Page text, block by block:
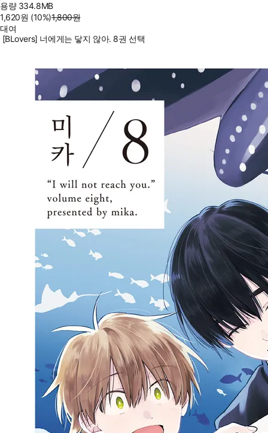
용량 334.8MB
1,620원 (10%)1,800원
대여
[BLovers] 너에게는 닿지 않아. 8권 선택